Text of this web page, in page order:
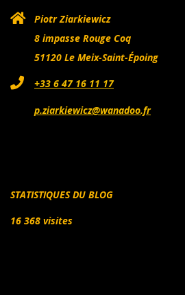
Piotr Ziarkiewicz
8 impasse Rouge Coq
51120 Le Meix-Saint-Époing
+33 6 47 16 11 17
p.ziarkiewicz@wanadoo.fr
STATISTIQUES DU BLOG
16 368 visites